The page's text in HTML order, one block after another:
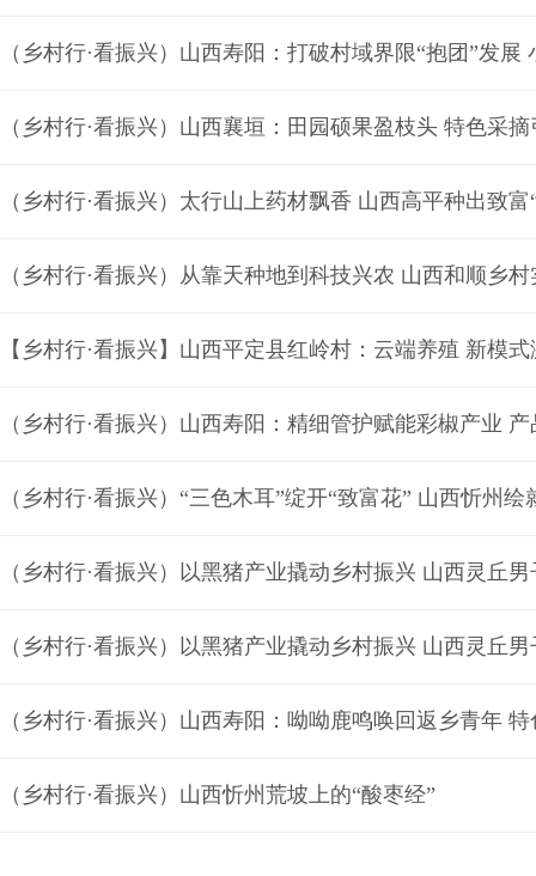
（乡村行·看振兴）山西寿阳：打破村域界限“抱团”发展
（乡村行·看振兴）山西襄垣：田园硕果盈枝头 特色采
（乡村行·看振兴）太行山上药材飘香 山西高平种出致富
（乡村行·看振兴）从靠天种地到科技兴农 山西和顺乡
【乡村行·看振兴】山西平定县红岭村：云端养殖 新模
（乡村行·看振兴）山西寿阳：精细管护赋能彩椒产业
（乡村行·看振兴）“三色木耳”绽开“致富花” 山西忻州绘
（乡村行·看振兴）以黑猪产业撬动乡村振兴 山西灵丘
（乡村行·看振兴）以黑猪产业撬动乡村振兴 山西灵丘
（乡村行·看振兴）山西寿阳：呦呦鹿鸣唤回返乡青年
（乡村行·看振兴）山西忻州荒坡上的“酸枣经”